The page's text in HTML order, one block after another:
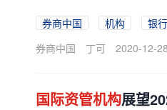
券商中国 机构
银行
券商中国
丁可 2020-12-
国际资管机构展望